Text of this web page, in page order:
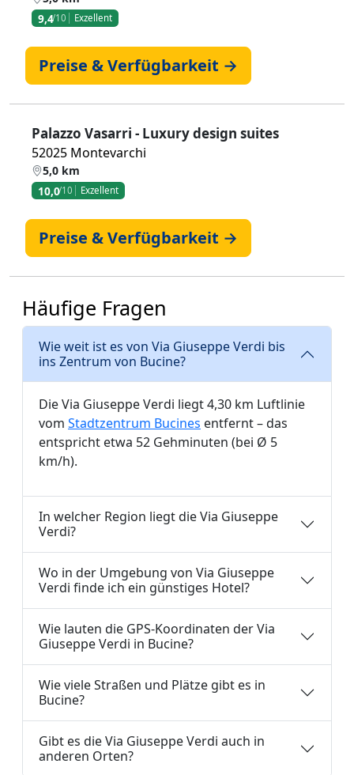
9,4/10 Exzellent
Preise & Verfügbarkeit →
Palazzo Vasarri - Luxury design suites
52025 Montevarchi
5,0 km
10,0/10 Exzellent
Preise & Verfügbarkeit →
Häufige Fragen
Wie weit ist es von Via Giuseppe Verdi bis
ins Zentrum von Bucine?
Die Via Giuseppe Verdi liegt 4,30 km Luftlinie
vom Stadtzentrum Bucines entfernt – das
entspricht etwa 52 Gehminuten (bei Ø 5
km/h).
In welcher Region liegt die Via Giuseppe
Verdi?
Wo in der Umgebung von Via Giuseppe
Verdi finde ich ein günstiges Hotel?
Wie lauten die GPS-Koordinaten der Via
Giuseppe Verdi in Bucine?
Wie viele Straßen und Plätze gibt es in
Bucine?
Gibt es die Via Giuseppe Verdi auch in
anderen Orten?